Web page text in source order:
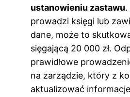
ustanowieniu zastawu.
prowadzi księgi lub
dane, może to
sięgającą 20 000 zł.
prawidłowe
na zarządzie, który z
aktualizować